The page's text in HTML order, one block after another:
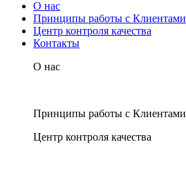
О нас
Принципы работы с Клиентами
Центр контроля качества
Контакты
О нас
Принципы работы с Клиентами
Центр контроля качества